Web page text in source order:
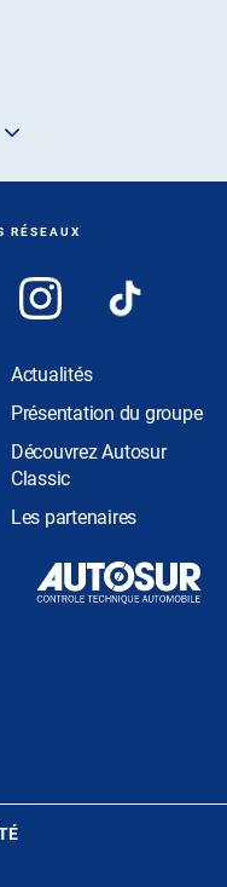
RÉSEAUX
Actualités
Présentation du groupe
Découvrez Autosur
Classic
Les partenaires
(OUVRE